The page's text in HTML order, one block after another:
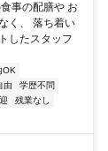
事の配膳や お
く、 落ち着い
したスタッフ
OK
由
学歴不問
残業なし